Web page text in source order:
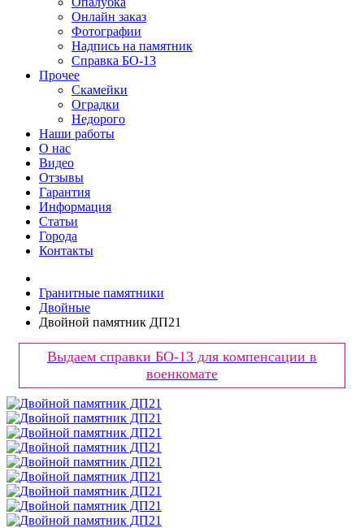
Онлайн заказ
Фотографии
Надпись на памятник
Справка БО-13
Прочее
Скамейки
Оградки
Недорого
Наши работы
О нас
Видео
Отзывы
Гарантия
Информация
Статьи
Города
Контакты
Гранитные памятники
Двойные
Двойной памятник ДП21
Выдаем справки БО-13 для компенсации в
военкомате